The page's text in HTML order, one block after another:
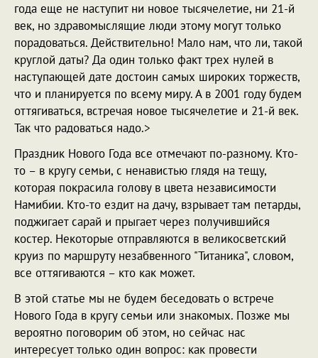
года еще не наступит ни новое тысячелетие, ни 21-й
век, но здравомыслящие люди этому могут только
порадоваться. Действительно! Мало нам, что ли, такой
круглой даты? Да один только факт трех нулей в
наступающей дате достоин самых широких торжеств,
что и планируется по всему миру. А в 2001 году будем
оттягиваться, встречая новое тысячелетие и 21-й век.
Так что радоваться надо.>
Праздник Нового Года все отмечают по-разному. Кто-
то – в кругу семьи, с ненавистью глядя на тещу,
которая покрасила голову в цвета независимости
Намибии. Кто-то ездит на дачу, взрывает там петарды,
поджигает сарай и прыгает через получившийся
костер. Некоторые отправляются в великосветский
круиз по маршруту незабвенного "Титаника", словом,
все оттягиваются – кто как может.
В этой статье мы не будем беседовать о встрече
Нового Года в кругу семьи или знакомых. Позже мы
вероятно поговорим об этом, но сейчас нас
интересует только один вопрос: как провести